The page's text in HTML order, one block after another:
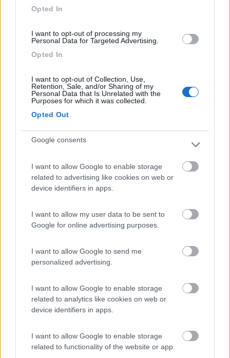
Opted In
I want to opt-out of processing my
Personal Data for Targeted Advertising.
Opted In
I want to opt-out of Collection, Use,
Retention, Sale, and/or Sharing of my
Personal Data that Is Unrelated with the
Purposes for which it was collected.
Opted Out
Google consents
I want to allow Google to enable storage
related to advertising like cookies on web or
device identifiers in apps.
I want to allow my user data to be sent to
Google for online advertising purposes.
I want to allow Google to send me
personalized advertising.
I want to allow Google to enable storage
related to analytics like cookies on web or
device identifiers in apps.
I want to allow Google to enable storage
related to functionality of the website or app.
Gestione Posizione
professorfabio 17/05/2021 16:10
molto meno!! Bagni fatiscenti o meglio lasciati
chiusi come motivazione "causa COVID". Per non
parlare della maleducazione dei frequentatori...
Esperienza molto negativa, malgrado la
magnificenza dei luoghi...Peccato!
psventur
Campeggio con ampie piazzole, discretamente
ombreggiate. Servizi spartani. Ristorante semplice
leggera e saporita! Gestori molto gentili e prezzi
onesti rendono questo camping una piccola rarità
cercando di sfuggire l'afa di agosto - il camping si
trova a ca 800 mt slm - e siamo stati più che
Accoglienza Caratteristiche Posizione